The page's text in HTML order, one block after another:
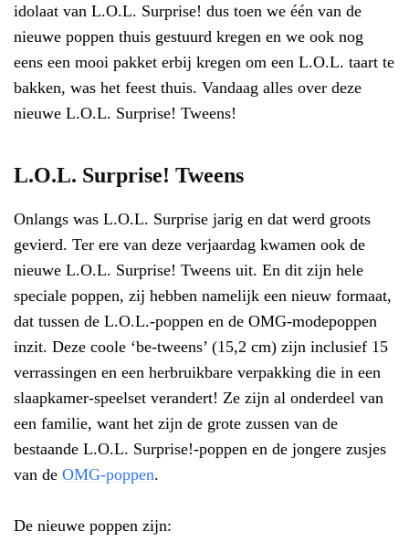
idolaat van L.O.L. Surprise! dus toen we één van de
nieuwe poppen thuis gestuurd kregen en we ook nog
eens een mooi pakket erbij kregen om een L.O.L. taart te
bakken, was het feest thuis. Vandaag alles over deze
nieuwe L.O.L. Surprise! Tweens!
L.O.L. Surprise! Tweens
Onlangs was L.O.L. Surprise jarig en dat werd groots
gevierd. Ter ere van deze verjaardag kwamen ook de
nieuwe L.O.L. Surprise! Tweens uit. En dit zijn hele
speciale poppen, zij hebben namelijk een nieuw formaat,
dat tussen de L.O.L.-poppen en de OMG-modepoppen
inzit. Deze coole ‘be-tweens’ (15,2 cm) zijn inclusief 15
verrassingen en een herbruikbare verpakking die in een
slaapkamer-speelset verandert! Ze zijn al onderdeel van
een familie, want het zijn de grote zussen van de
bestaande L.O.L. Surprise!-poppen en de jongere zusjes
van de OMG-poppen.
De nieuwe poppen zijn: